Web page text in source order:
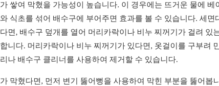
쌓여 막혔을 가능성이 높습니다. 이 경우에는 뜨거운 물에 베
식초를 섞어 배수구에 부어주면 효과를 볼 수 있습니다. 세면
면, 배수구 덮개를 열어 머리카락이나 비누 찌꺼기가 걸려 있
니다. 머리카락이나 비누 찌꺼기가 있다면, 옷걸이를 구부려
나 배수구 클리너를 사용하여 제거할 수 있습니다.
막혔다면, 먼저 변기 뚫어뻥을 사용하여 막힌 부분을 뚫어봅